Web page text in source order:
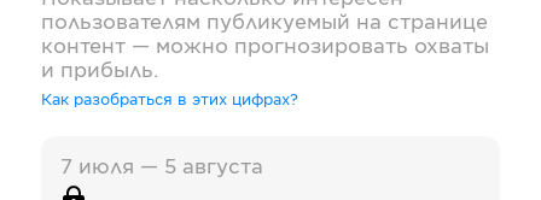
пользователям публикуемый на странице
контент — можно прогнозировать охваты
и прибыль.
Как разобраться в этих цифрах?
7 июля — 5 августа